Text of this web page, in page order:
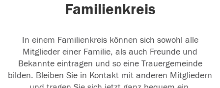
Familienkreis
In einem Familienkreis können sich sowohl alle
Mitglieder einer Familie, als auch Freunde und
Bekannte eintragen und so eine Trauergemeinde
bilden. Bleiben Sie in Kontakt mit anderen Mitgliedern